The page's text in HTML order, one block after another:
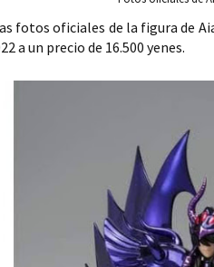
fotos oficiales de la figura de
a un precio de 16.500 yenes.